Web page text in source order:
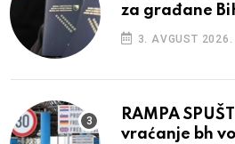
za građane
3. AVGUST 2026.
RAMPA
vraćanje bh